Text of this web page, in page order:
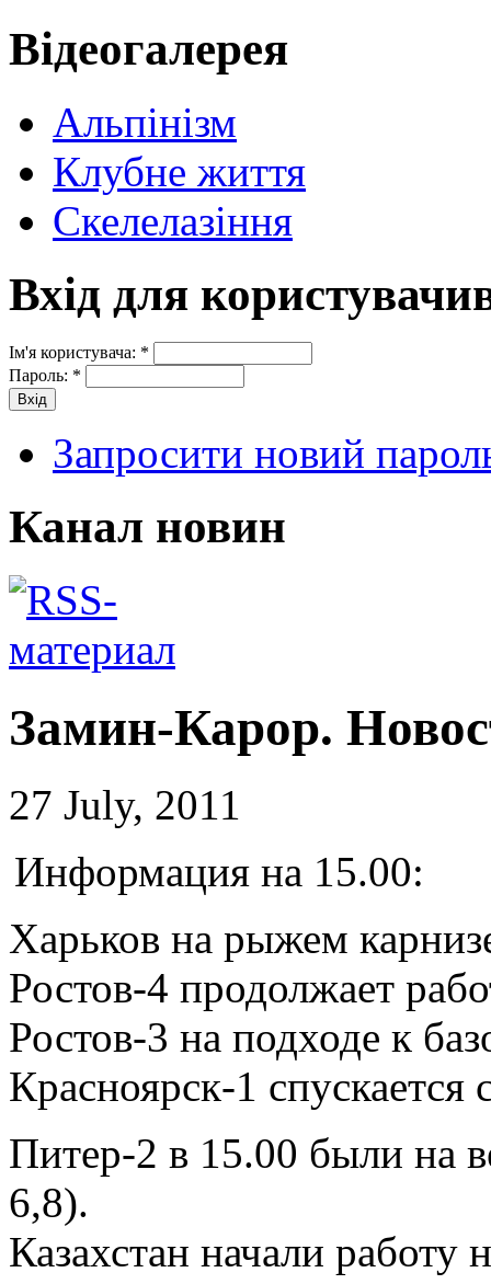
Відеогалерея
Альпінізм
Клубне життя
Скелелазіння
Вхід для
Ім'я користувача: *
Пароль: *
Запросити новий
Канал новин
Замин-Карор.
27 July, 2011
Информация на 15.00:
Харьков на рыжем
Ростов-4 продолжает
Ростов-3 на подходе к
Красноярск-1
Питер-2 в 15.00 были на
6,8).
Казахстан начали